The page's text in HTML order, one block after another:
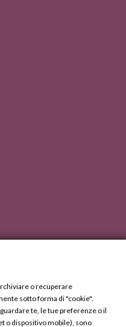
o recuperare
sotto forma di "cookie".
te, le tue preferenze o il
o dispositivo mobile), sono